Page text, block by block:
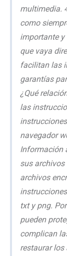
multimedia.
como
importante y
que vaya
facilitan las
garantías
¿Qué
las
navegador
Información
sus archivos
archivos
txt y png.
pueden
complican
restaurar